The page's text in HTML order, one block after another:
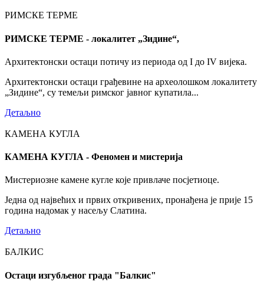
РИМСКЕ ТЕРМЕ
РИМСКЕ ТЕРМЕ - локалитет „Зидине“,
Архитектонски остаци потичу из периода од I до IV вијека.
Архитектонски остаци грађевине на археолошком локалитету
„Зидине“, су темељи римског јавног купатила...
Детаљно
КАМЕНА КУГЛА
КАМЕНА КУГЛА - Феномен и мистерија
Мистериозне камене кугле које привлаче посјетиоце.
Једна од највећих и првих откривених, пронађена је прије 15
година надомак у насељу Слатина.
Детаљно
БАЛКИС
Остаци изгубљеног града "Балкис"